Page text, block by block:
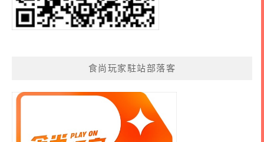
食尚玩家駐站部落客